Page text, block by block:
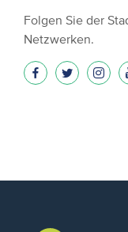
Folgen Sie der
Netzwerken.